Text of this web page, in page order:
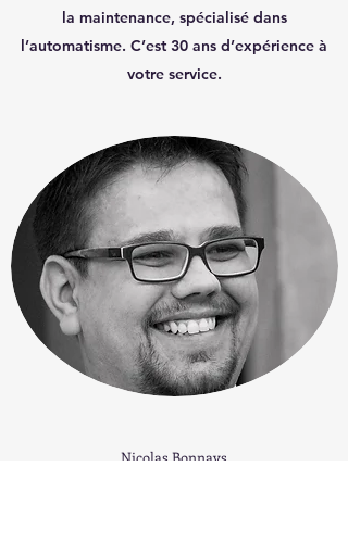
la maintenance, spécialisé dans
l’automatisme. C’est 30 ans d’expérience à
votre service.
Nicolas Bonnays